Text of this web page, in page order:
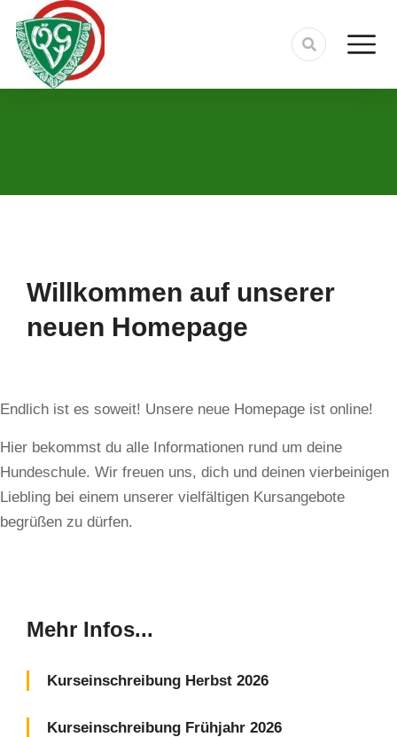
Willkommen auf unserer
neuen Homepage
Endlich ist es soweit! Unsere neue Homepage ist online!
Hier bekommst du alle Informationen rund um deine
Hundeschule. Wir freuen uns, dich und deinen vierbeinigen
Liebling bei einem unserer vielfältigen Kursangebote
begrüßen zu dürfen.
Mehr Infos...
Kurseinschreibung Herbst 2026
Kurseinschreibung Frühjahr 2026